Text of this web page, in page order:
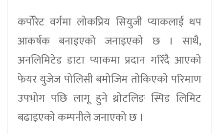
कर्पोरेट वर्गमा लोकप्रिय सियुजी प्याकलाई थप
आकर्षक बनाइएको जनाइएको छ । साथै,
अनलिमिटेड डाटा प्याकमा प्रदान गरिँदै आएको
फेयर युजेज पोलिसी बमोजिम तोकिएको परिमाण
उपभोग पछि लागू हुने थ्रोटलिङ स्पिड लिमिट
बढाइएको कम्पनीले जनाएको छ ।